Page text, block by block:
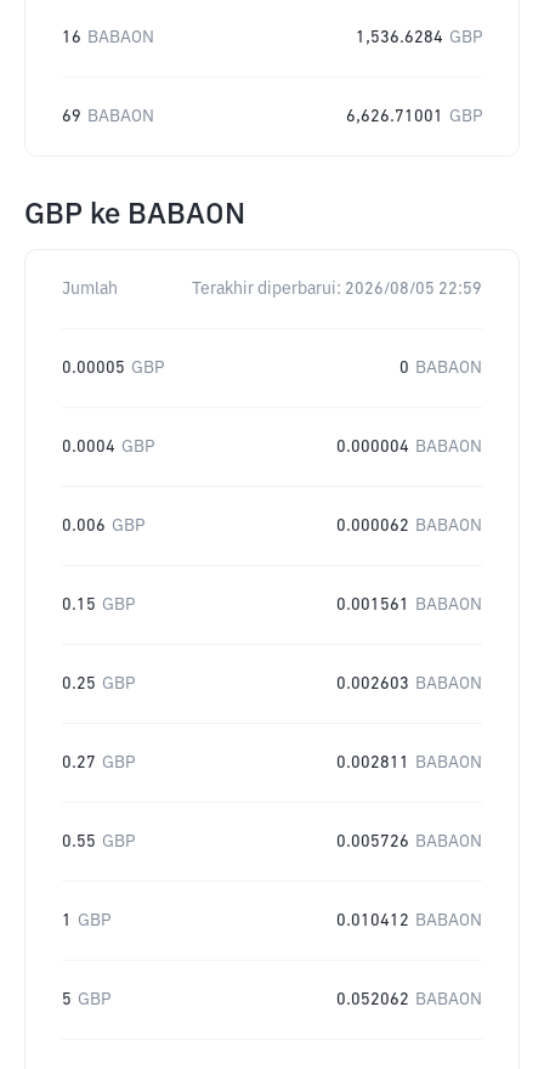
16 BABAON 1,536.6284 GBP
69 BABAON 6,626.71001 GBP
GBP ke BABAON
Jumlah Terakhir diperbarui: 2026/08/05 22:59
0.00005 GBP 0 BABAON
0.0004 GBP 0.000004 BABAON
0.006 GBP 0.000062 BABAON
0.15 GBP 0.001561 BABAON
0.25 GBP 0.002603 BABAON
0.27 GBP 0.002811 BABAON
0.55 GBP 0.005726 BABAON
1 GBP 0.010412 BABAON
5 GBP 0.052062 BABAON